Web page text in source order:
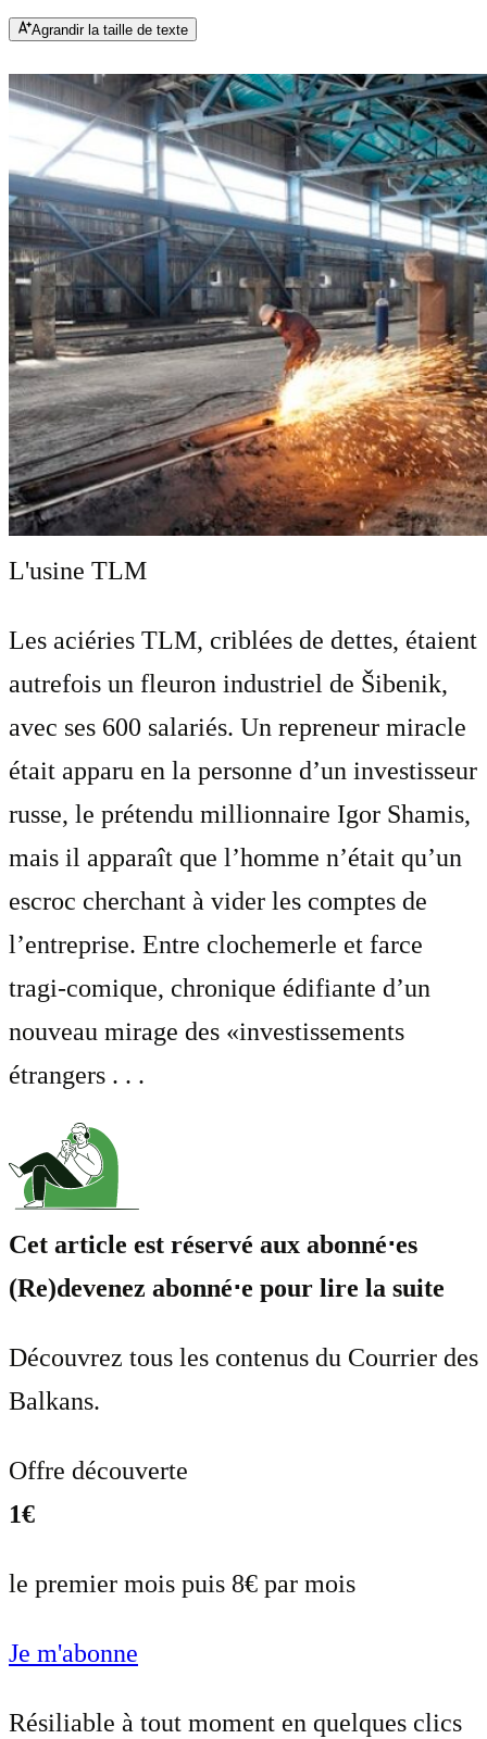
Agrandir la taille de texte
L'usine TLM
Les aciéries TLM, criblées de dettes, étaient
autrefois un fleuron industriel de Šibenik,
avec ses 600 salariés. Un repreneur miracle
était apparu en la personne d’un investisseur
russe, le prétendu millionnaire Igor Shamis,
mais il apparaît que l’homme n’était qu’un
escroc cherchant à vider les comptes de
l’entreprise. Entre clochemerle et farce
tragi-comique, chronique édifiante d’un
nouveau mirage des «investissements
étrangers . . .
Cet article est réservé aux abonné⋅es
(Re)devenez abonné⋅e pour lire la suite
Découvrez tous les contenus du Courrier des
Balkans.
Offre découverte
1€
le premier mois puis 8€ par mois
Je m'abonne
Résiliable à tout moment en quelques clics